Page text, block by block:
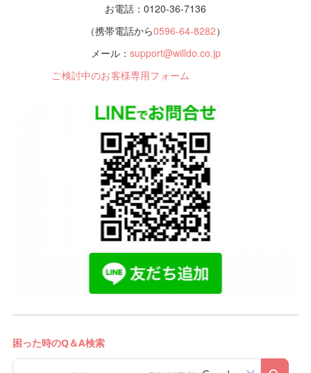
お電話：0120-36-7136
（携帯電話から0596-64-8282）
メール： support@willdo.co.jp
ご検討中のお客様専用フォーム